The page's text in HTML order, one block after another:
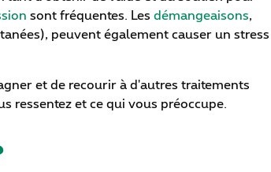
sont fréquentes. Les démangeaisons,
peuvent également causer un stress
et de recourir à d'autres traitements
ressentez et ce qui vous préoccupe.